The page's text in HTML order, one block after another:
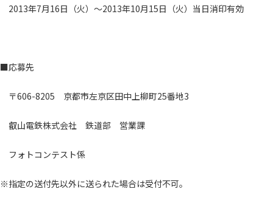
2013年7月16日（火）～2013年10月15日（火）当日消印有効
■応募先
〒606-8205 京都市左京区田中上柳町25番地3
叡山電鉄株式会社 鉄道部 営業課
フォトコンテスト係
※指定の送付先以外に送られた場合は受付不可。